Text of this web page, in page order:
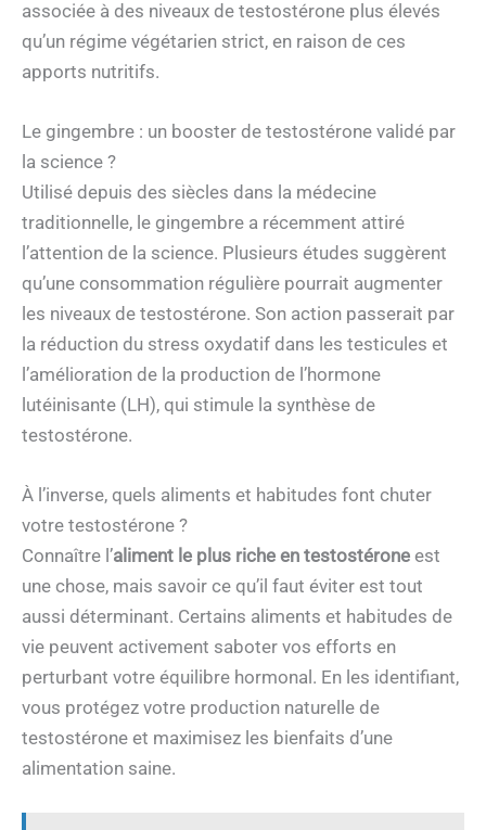
associée à des niveaux de testostérone plus élevés
qu’un régime végétarien strict, en raison de ces
apports nutritifs.
Le gingembre : un booster de testostérone validé par
la science ?
Utilisé depuis des siècles dans la médecine
traditionnelle, le gingembre a récemment attiré
l’attention de la science. Plusieurs études suggèrent
qu’une consommation régulière pourrait augmenter
les niveaux de testostérone. Son action passerait par
la réduction du stress oxydatif dans les testicules et
l’amélioration de la production de l’hormone
lutéinisante (LH), qui stimule la synthèse de
testostérone.
À l’inverse, quels aliments et habitudes font chuter
votre testostérone ?
Connaître l’aliment le plus riche en testostérone est
une chose, mais savoir ce qu’il faut éviter est tout
aussi déterminant. Certains aliments et habitudes de
vie peuvent activement saboter vos efforts en
perturbant votre équilibre hormonal. En les identifiant,
vous protégez votre production naturelle de
testostérone et maximisez les bienfaits d’une
alimentation saine.